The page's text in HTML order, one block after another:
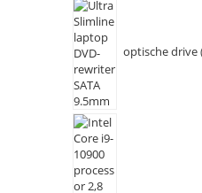
optische drive